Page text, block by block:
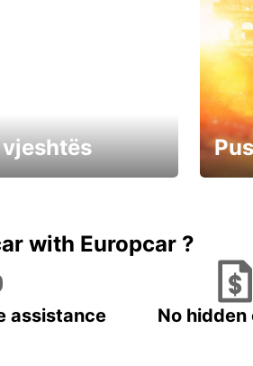
with Europcar ?
assistance No hidden